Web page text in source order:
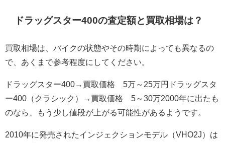
ドラッグスター400の査定額と買取相場は？
買取相場は、バイクの状態やその時期によっても異なるの
で、あくまで参考程度にしてください。
ドラッグスター400→買取価格 5万～25万円ドラッグスタ
ー400（クラシック）→買取価格 5～30万2000年に出たも
のなら、もう少し値段が上がる可能性があるようです。
2010年に発売されたインジェクションモデル（VHO2J）は